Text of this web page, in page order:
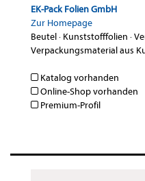
EK-Pack Folien GmbH
Zur Homepage
Beutel· Kunststofffolien ·
Verpackungsmaterial aus
Katalog vorhanden
Online-Shop vorhanden
Premium-Profil